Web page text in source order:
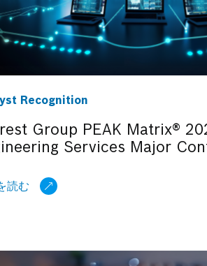
Recognition
Group PEAK Matrix®
Services Major
読む